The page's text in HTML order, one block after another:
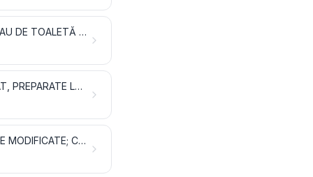
ULEIURI ESENȚIALE ȘI REZINOIDE; PRODUSE PREPARATE DE PARFUMERIE SAU DE TOALETĂ ȘI PREPARATE COSMETICE
SĂPUNURI, AGENȚI DE SUPRAFAȚĂ ORGANICI, PREPARATE PENTRU SPĂLAT, PREPARATE LUBRIFIANTE, CEARĂ ARTIFICIALĂ, CEARĂ PREPARATĂ, PRODUSE PENTRU ÎNTREȚINERE, LUMÂNĂRI ȘI ARTICOLE SIMILARE, PASTE PENTRU MODELARE, „CEARĂ DENTARĂ” ȘI PREPARATE DENTARE PE BAZĂ DE IPSOS
SUBSTANȚE ALBUMINOIDE; PRODUSE PE BAZĂ DE AMIDON SAU DE FECULE MODIFICATE; CLEIURI; ENZIME